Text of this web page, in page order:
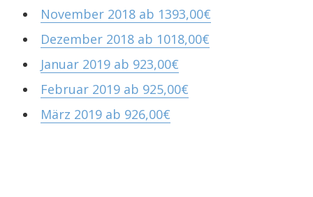
November 2018 ab 1393,00€
Dezember 2018 ab 1018,00€
Januar 2019 ab 923,00€
Februar 2019 ab 925,00€
März 2019 ab 926,00€